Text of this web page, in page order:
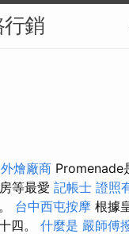
銷
外燴廠商 Promenade
等最愛 記帳士 證照
台中西屯按摩 根據
四。 什麼是 嚴師傅